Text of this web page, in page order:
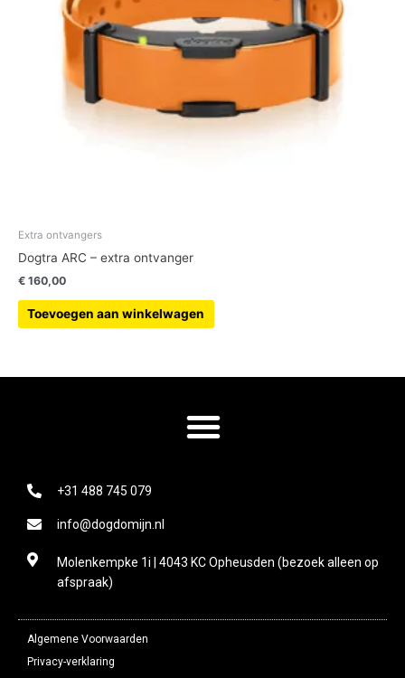
Extra ontvangers
Dogtra ARC – extra ontvanger
€ 160,00
Toevoegen aan winkelwagen
+31 488 745 079
info@dogdomijn.nl
Molenkempke 1i | 4043 KC Opheusden (bezoek alleen op
afspraak)
Algemene Voorwaarden
Privacy-verklaring